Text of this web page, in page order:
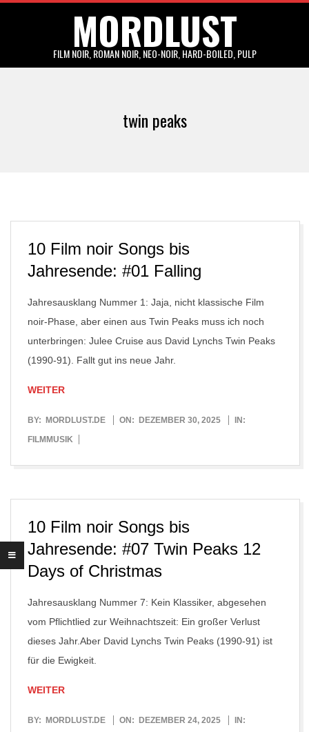
MORDLUST
FILM NOIR, ROMAN NOIR, NEO-NOIR, HARD-BOILED, PULP
twin peaks
10 Film noir Songs bis
Jahresende: #01 Falling
Jahresausklang Nummer 1: Jaja, nicht klassische Film
noir-Phase, aber einen aus Twin Peaks muss ich noch
unterbringen: Julee Cruise aus David Lynchs Twin Peaks
(1990-91). Fallt gut ins neue Jahr.
WEITER
2025-
12-
BY: MORDLUST.DE ON: DEZEMBER 30, 2025
IN:
FILMMUSIK
10 Film noir Songs bis
Jahresende: #07 Twin Peaks 12
Days of Christmas
Jahresausklang Nummer 7: Kein Klassiker, abgesehen
vom Pflichtlied zur Weihnachtszeit: Ein großer Verlust
dieses Jahr.Aber David Lynchs Twin Peaks (1990-91) ist
für die Ewigkeit.
WEITER
2025-
BY: MORDLUST.DE ON: DEZEMBER 24, 2025
IN: